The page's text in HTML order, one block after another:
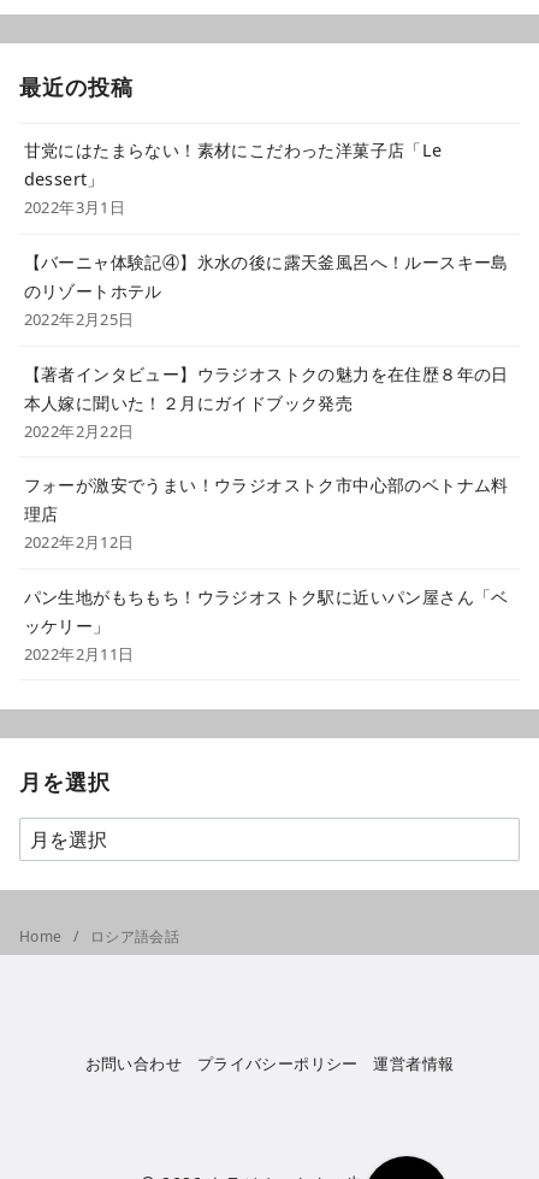
最近の投稿
甘党にはたまらない！素材にこだわった洋菓子店「Le
dessert」
2022年3月1日
【バーニャ体験記④】氷水の後に露天釜風呂へ！ルースキー島
のリゾートホテル
2022年2月25日
【著者インタビュー】ウラジオストクの魅力を在住歴８年の日
本人嫁に聞いた！２月にガイドブック発売
2022年2月22日
フォーが激安でうまい！ウラジオストク市中心部のベトナム料
理店
2022年2月12日
パン生地がもちもち！ウラジオストク駅に近いパン屋さん「ベ
ッケリー」
2022年2月11日
月を選択
Home ロシア語会話
お問い合わせ プライバシーポリシー 運営者情報